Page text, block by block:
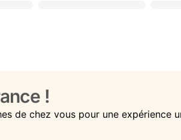
!
de chez vous pour une expérience